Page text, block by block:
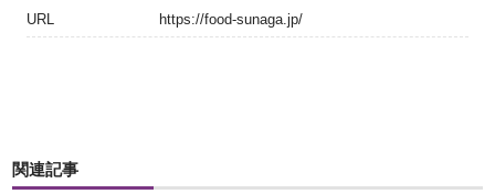
URL https://food-sunaga.jp/
関連記事